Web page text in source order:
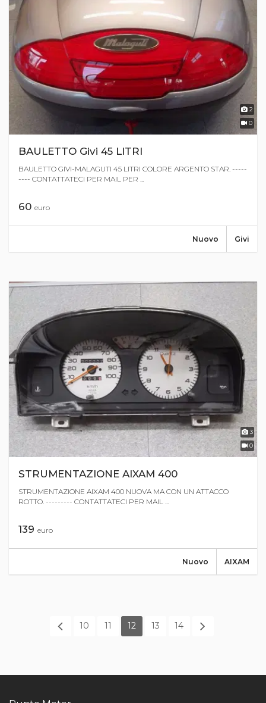
2
0
BAULETTO Givi 45 LITRI
BAULETTO GIVI-MALAGUTI 45 LITRI COLORE ARGENTO STAR. -----
---- CONTATTATECI PER MAIL PER ...
60 euro
Givi
Nuovo
3
0
STRUMENTAZIONE AIXAM 400
STRUMENTAZIONE AIXAM 400 NUOVA MA CON UN ATTACCO
ROTTO. --------- CONTATTATECI PER MAIL ...
139 euro
AIXAM
Nuovo
10 11 12 13 14